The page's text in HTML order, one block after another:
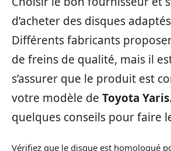
d’acheter des disques
Différents fabricants
de freins de qualité, mais il
s’assurer que le produit est
votre modèle de Toyota Yaris
quelques conseils pour faire
Vérifiez que le disque est homologué